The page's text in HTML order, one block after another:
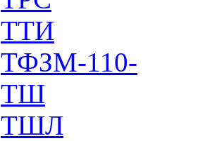
ТТИ
ТФЗМ-110-
ТШ
ТШЛ